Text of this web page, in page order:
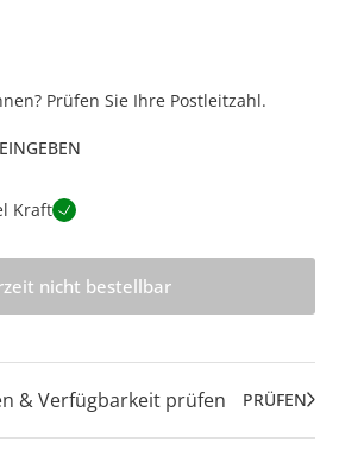
Prüfen Sie Ihre Postleitzahl.
Kraft
nicht bestellbar
& Verfügbarkeit prüfen PRÜFEN